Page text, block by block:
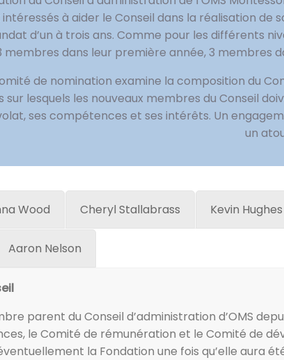
à aider le Conseil dans la réalisation de
d’un à trois ans. Comme pour les différents
membres dans leur première année, 3 membres
de nomination examine la composition du
sur lesquels les nouveaux membres du Conseil
ses compétences et ses intérêts. Un
un
Wood Cheryl Stallabrass Kevin Hughes
Aaron Nelson
parent du Conseil d’administration d’OMS
le Comité de rémunération et le Comité de
la Fondation une fois qu’elle aura